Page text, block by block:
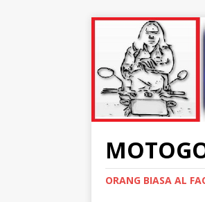
ORANG BIASA AL